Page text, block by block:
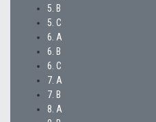
5. B
5. C
6. A
6. B
6. C
7. A
7. B
8. A